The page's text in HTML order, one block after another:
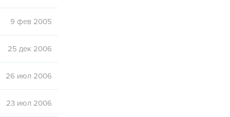
9 фев 2005
25 дек 2006
26 июл 2006
23 июл 2006